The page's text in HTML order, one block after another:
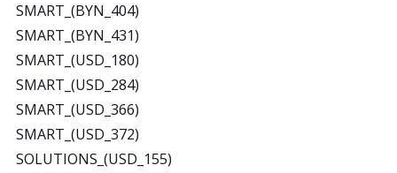
SMART_(BYN_404)
SMART_(BYN_431)
SMART_(USD_180)
SMART_(USD_284)
SMART_(USD_366)
SMART_(USD_372)
SOLUTIONS_(USD_155)